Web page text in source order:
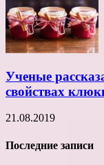
Ученые
свойствах
21.08.2019
Последние записи